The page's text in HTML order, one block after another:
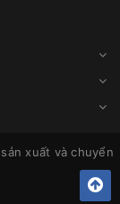
xuất và chuyển